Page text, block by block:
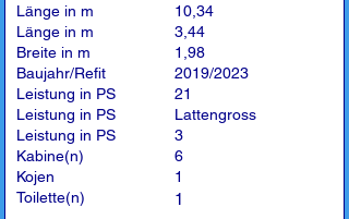
Länge in m
Länge in m
Breite in m
Baujahr/Refit
Leistung in PS
Leistung in PS
Leistung in PS
Kabine(n)
Kojen
Toilette(n)
10,34
3,44
1,98
2019/2023
21
Lattengross
3
6
1
1